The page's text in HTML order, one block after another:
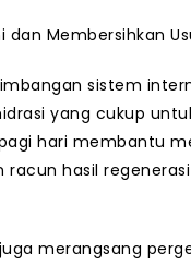
dan Membersihkan
sistem
yang cukup
hari membantu
racun hasil
merangsang